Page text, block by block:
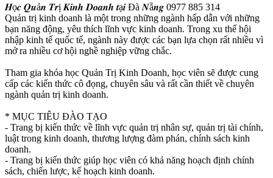
𝑯ọ𝒄 𝑸𝒖ả𝒏 𝑻𝒓ị 𝑲𝒊𝒏𝒉 𝑫𝒐𝒂𝒏𝒉 𝒕ạ𝒊 Đà 𝑵ẵ𝒏𝒈 0977 885 314
Quản trị kinh doanh là một trong những ngành hấp dẫn với những
bạn năng động, yêu thích lĩnh vực kinh doanh. Trong xu thế hội
nhập kinh tế quốc tế, ngành này được các bạn lựa chọn rất nhiều vì
mở ra nhiều cơ hội nghề nghiệp vững chắc.
Tham gia khóa học Quản Trị Kinh Doanh, học viên sẽ được cung
cấp các kiến thức cô đọng, chuyên sâu và rất cần thiết về chuyên
ngành quản trị kinh doanh.
* MỤC TIÊU ĐÀO TẠO
- Trang bị kiến thức về lĩnh vực quản trị nhân sự, quản trị tài chính,
luật trong kinh doanh, thương lượng đàm phán, chính sách kinh
doanh.
- Trang bị kiến thức giúp học viên có khả năng hoạch định chính
sách, chiến lược, kế hoạch kinh doanh.